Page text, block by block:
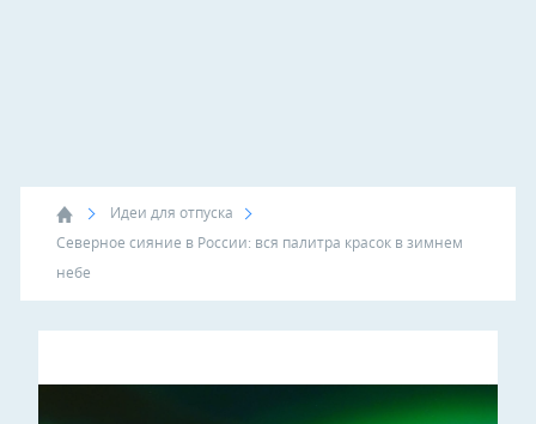
Идеи для отпуска
Северное сияние в России: вся палитра красок в зимнем
небе